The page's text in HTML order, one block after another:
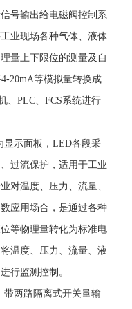
号输出给电磁阀控制系
业现场各种气体、液体
量上下限位的测量及自
20mA等模拟量转换成
、PLC、FCS系统进行
显示面板，LED各段采
过流保护，适用于工业
对温度、压力、流量、
应用场合，是通过各种
等物理量转化为标准电
温度、压力、流量、液
行监测控制。
带两路隔离式开关量输